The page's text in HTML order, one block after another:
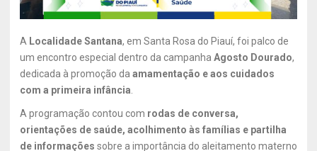
A Localidade Santana, em Santa Rosa do Piauí, foi palco de
um encontro especial dentro da campanha Agosto Dourado,
dedicada à promoção da amamentação e aos cuidados
com a primeira infância
A programação contou com rodas de conversa,
orientações de saúde, acolhimento às famílias e partilha
de informações sobre a importância do aleitamento materno